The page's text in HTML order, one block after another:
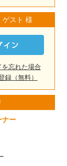
ゲスト 様
を忘れた場合
録（無料）
ナー